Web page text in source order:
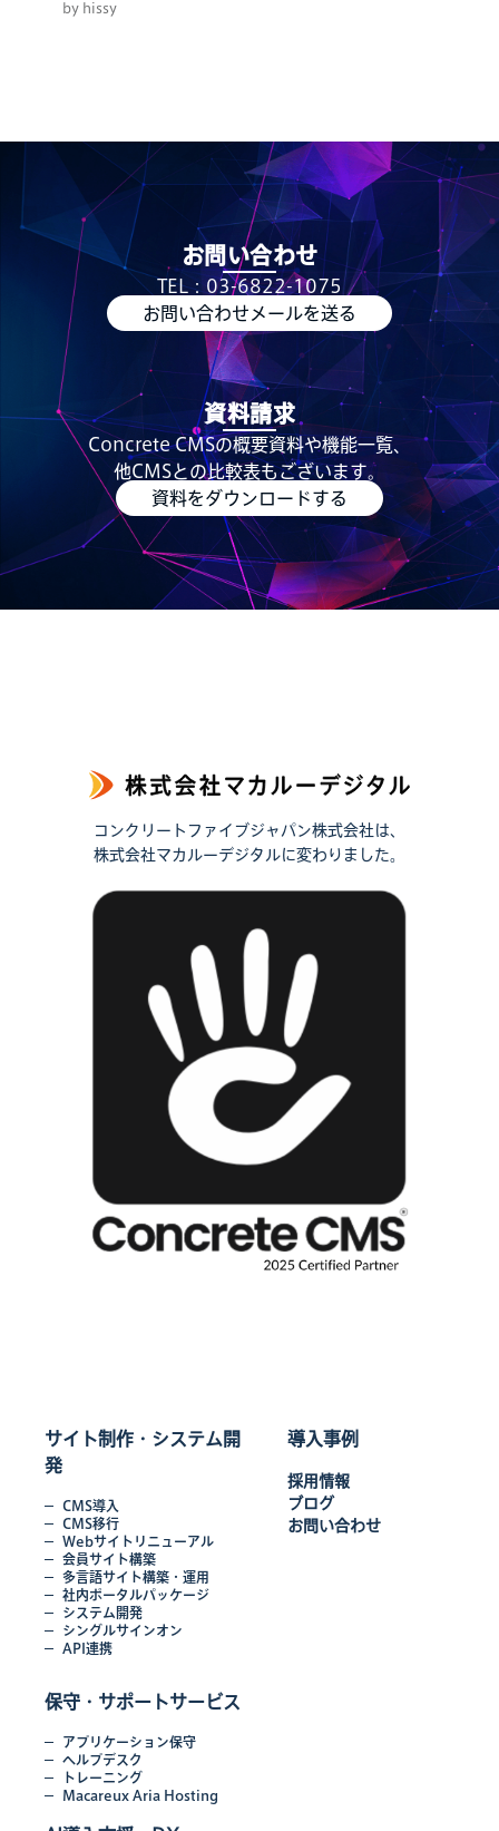
by hissy
お問い合わせ
TEL：03-6822-1075
お問い合わせメールを送る
資料請求
Concrete CMSの概要資料や機能一覧、
他CMSとの比較表もございます。
資料をダウンロードする
コンクリートファイブジャパン株式会社は、
株式会社マカルーデジタルに変わりました。
サイト制作・システム開
発
CMS導入
CMS移行
Webサイトリニューアル
会員サイト構築
多言語サイト構築・運用
社内ポータルパッケージ
システム開発
シングルサインオン
API連携
保守・サポートサービス
アプリケーション保守
ヘルプデスク
トレーニング
Macareux Aria Hosting
導入事例
採用情報
ブログ
お問い合わせ